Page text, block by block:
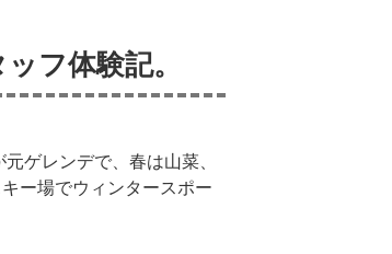
フ体験記。
ゲレンデで、春は山菜、
ー場でウィンタースポー